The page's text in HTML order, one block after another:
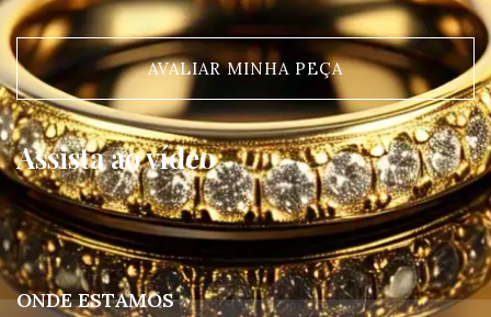
AVALIAR MINHA PEÇA
Assista ao vídeo
ONDE ESTAMOS